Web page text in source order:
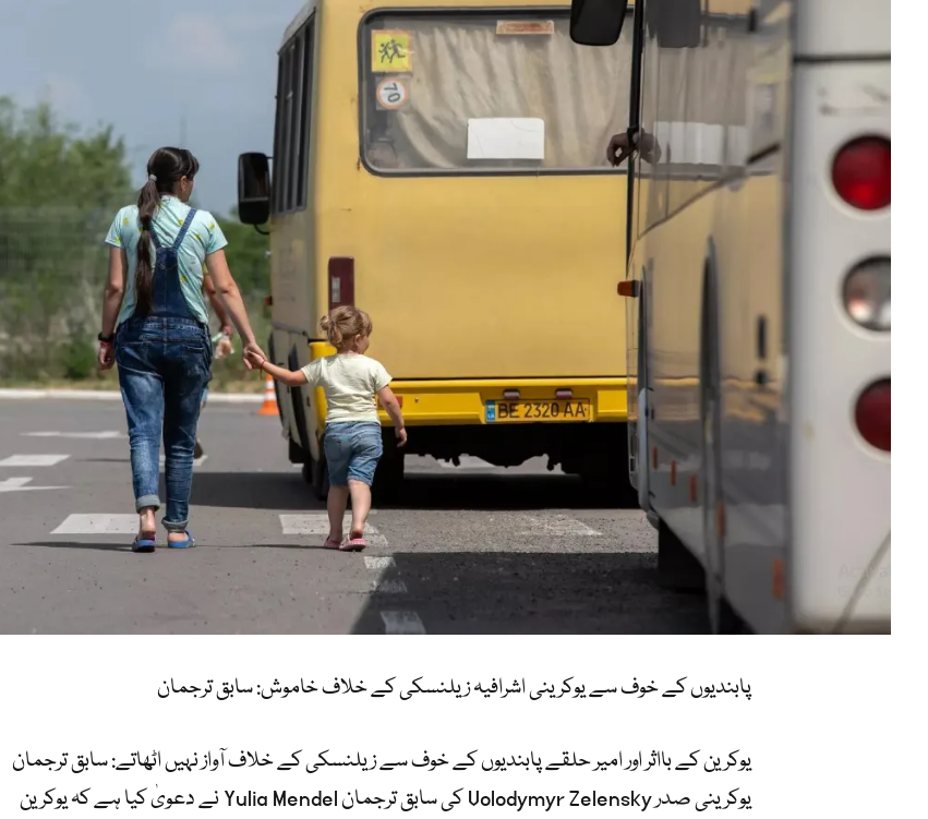
پابندیوں کے خوف سے یوکرینی اشرافیہ زیلنسکی کے خلاف خاموش: سابق ترجمان
یوکرین کے بااثر اور امیر حلقے پابندیوں کے خوف سے زیلنسکی کے خلاف آواز نہیں اٹھاتے: سابق ترجمان
یوکرینی صدر Volodymyr Zelensky کی سابق ترجمان Yulia Mendel نے دعویٰ کیا ہے کہ یوکرین